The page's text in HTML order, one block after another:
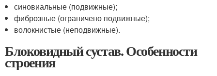
синовиальные (подвижные);
фиброзные (ограничено подвижные);
волокнистые (неподвижные).
Блоковидный сустав. Особенности
строения